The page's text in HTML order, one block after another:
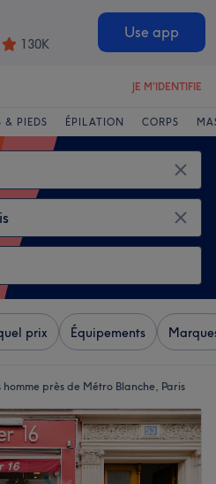
130K
Use app
JE M'IDENTIFIE
& PIEDS ÉPILATION CORPS
prix Équipements
homme près de Métro Blanche, Paris